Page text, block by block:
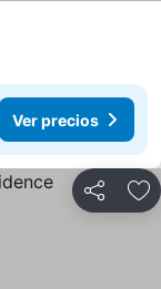
Ver precios
Compartir